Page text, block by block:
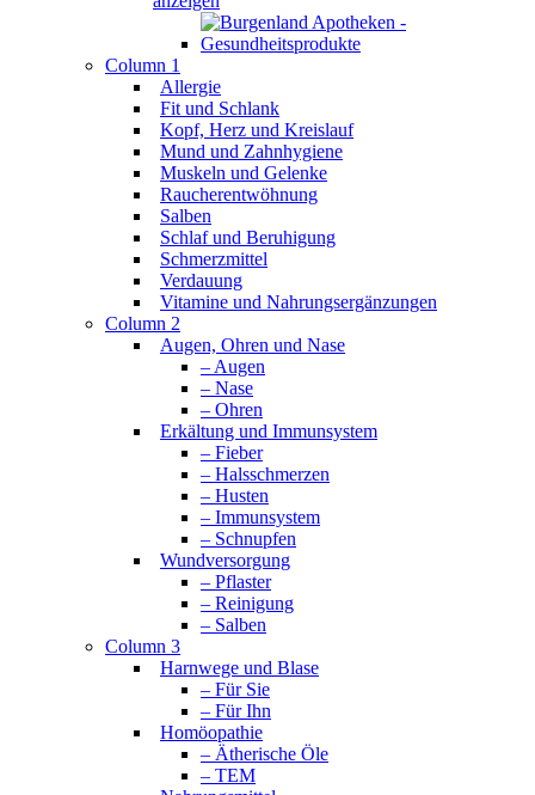
Column 1
Allergie
Fit und Schlank
Kopf, Herz und Kreislauf
Mund und Zahnhygiene
Muskeln und Gelenke
Raucherentwöhnung
Salben
Schlaf und Beruhigung
Schmerzmittel
Verdauung
Vitamine und Nahrungsergänzungen
Column 2
Augen, Ohren und Nase
– Augen
– Nase
– Ohren
Erkältung und Immunsystem
– Fieber
– Halsschmerzen
– Husten
– Immunsystem
– Schnupfen
Wundversorgung
– Pflaster
– Reinigung
– Salben
Column 3
Harnwege und Blase
– Für Sie
– Für Ihn
Homöopathie
– Ätherische Öle
– TEM